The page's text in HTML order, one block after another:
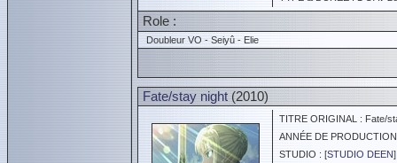
Role :
Doubleur VO - Seiyû - Elie
Fate/stay night (2010)
TITRE ORIGINAL : Fate/
ANNÉE DE
STUDIO : [STUDIO DEEN]